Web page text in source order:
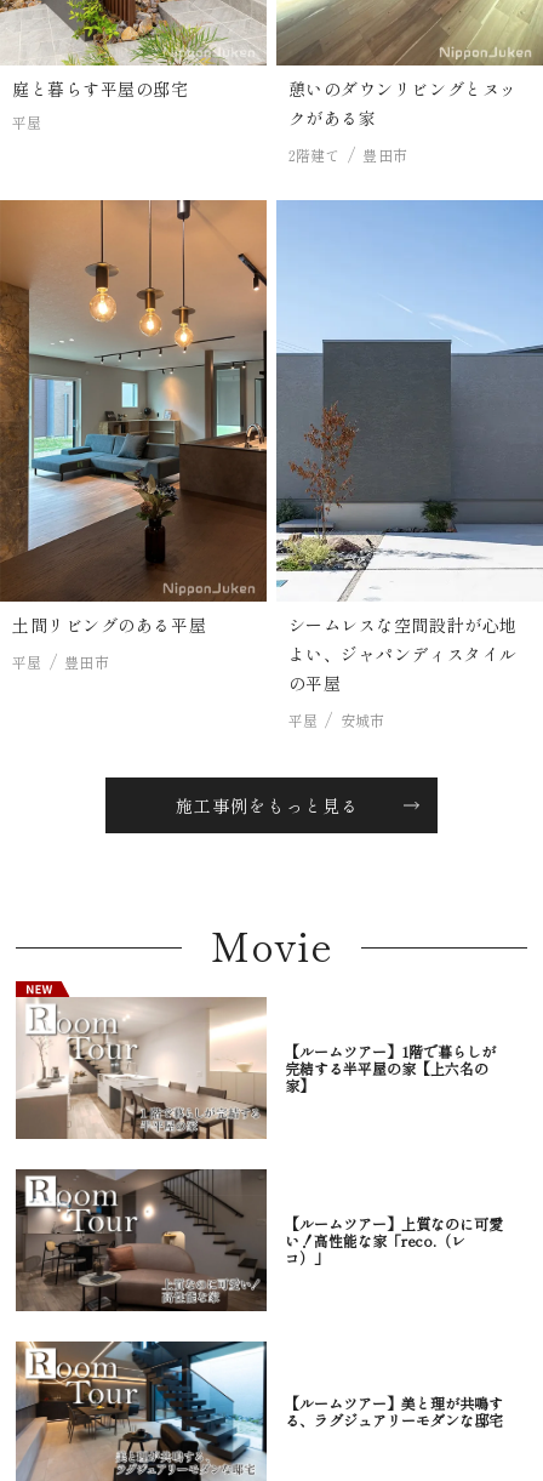
庭と暮らす平屋の邸宅
平屋
憩いのダウンリビングとヌッ
クがある家
2階建て 豊田市
土間リビングのある平屋
平屋 豊田市
シームレスな空間設計が心地
よい、ジャパンディスタイル
の平屋
平屋 安城市
施工事例をもっと見る
Movie
【ルームツアー】1階で暮らしが
完結する半平屋の家【上六名の
家】
【ルームツアー】上質なのに可愛
い！高性能な家「reco.（レ
コ）」
【ルームツアー】美と理が共鳴す
る、ラグジュアリーモダンな邸宅